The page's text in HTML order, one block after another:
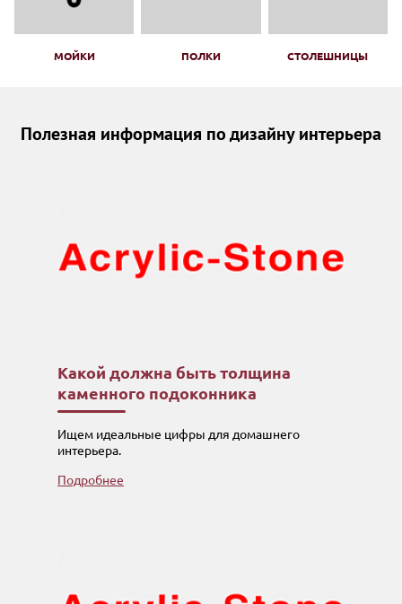
МОЙКИ ПОЛКИ СТОЛЕШНИЦЫ
Полезная информация по дизайну интерьера
Какой должна быть толщина
каменного подоконника
Ищем идеальные цифры для домашнего
интерьера.
Подробнее